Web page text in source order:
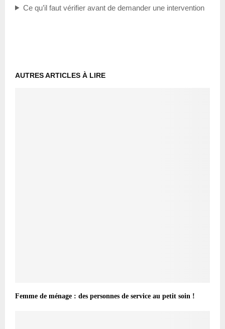
Ce qu’il faut vérifier avant de demander une intervention
AUTRES ARTICLES À LIRE
Femme de ménage : des personnes de service au petit soin !